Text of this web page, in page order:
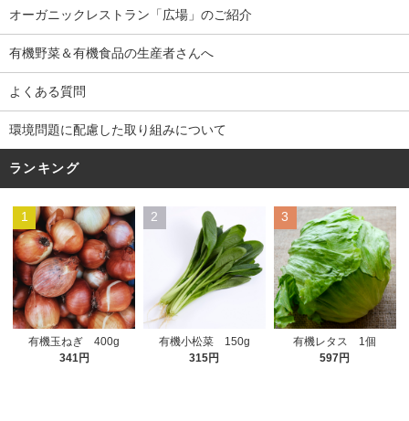
オーガニックレストラン「広場」のご紹介
有機野菜＆有機食品の生産者さんへ
よくある質問
環境問題に配慮した取り組みについて
ランキング
1
有機玉ねぎ 400g
341円
2
有機小松菜 150g
315円
3
有機レタス 1個
597円